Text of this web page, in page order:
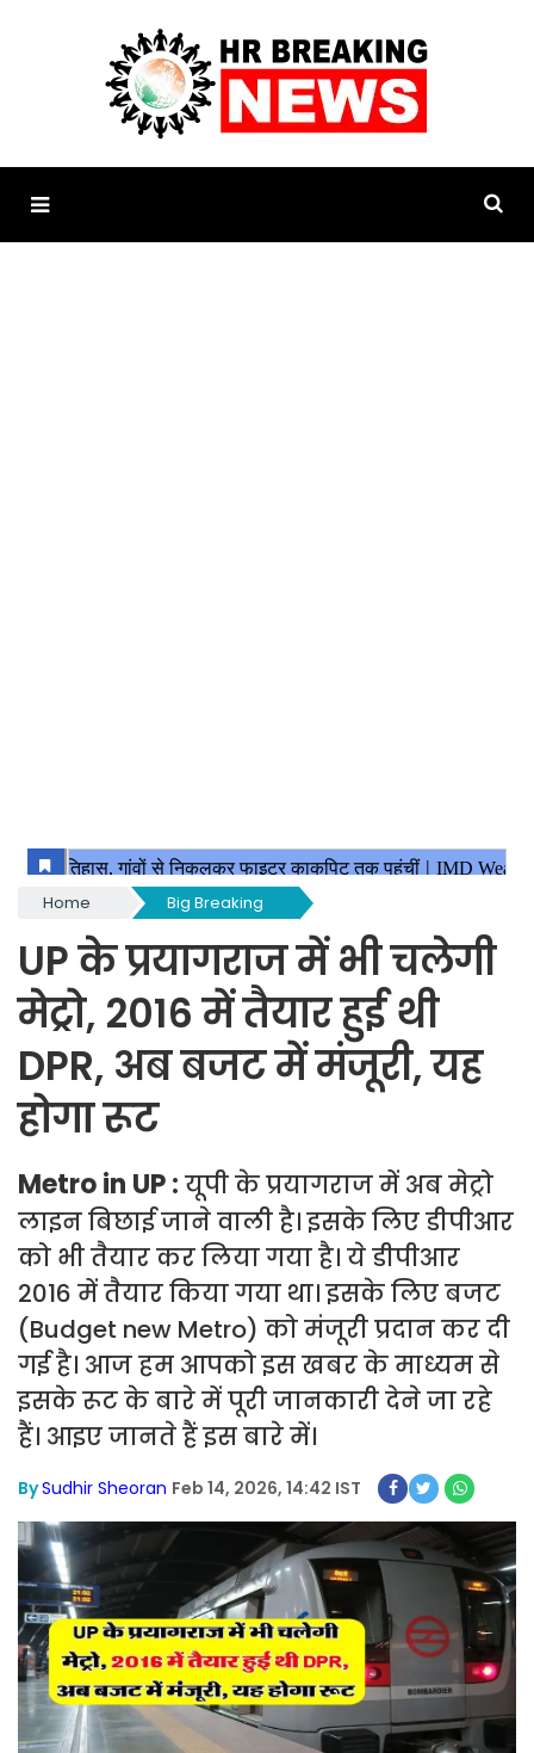
Home Big Breaking
UP के प्रयागराज में भी चलेगी
मेट्रो, 2016 में तैयार हुई थी
DPR, अब बजट में मंजूरी, यह
होगा रूट
Metro in UP : यूपी के प्रयागराज में अब मेट्रो
लाइन बिछाई जाने वाली है। इसके लिए डीपीआर
को भी तैयार कर लिया गया है। ये डीपीआर
2016 में तैयार किया गया था। इसके लिए बजट
(Budget new Metro) को मंजूरी प्रदान कर दी
गई है। आज हम आपको इस खबर के माध्यम से
इसके रूट के बारे में पूरी जानकारी देने जा रहे
हैं। आइए जानते हैं इस बारे में।
BySudhir Sheoran Feb 14, 2026, 14:42 IST